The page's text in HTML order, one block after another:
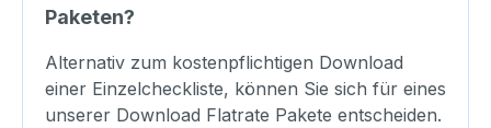
Paketen?
Alternativ zum kostenpflichtigen Download
einer Einzelcheckliste, können Sie sich für eines
unserer Download Flatrate Pakete entscheiden.